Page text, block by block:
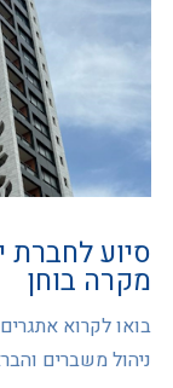
סיוע לחברת
מקרה בוחן
בואו לקרוא
ניהול משברים